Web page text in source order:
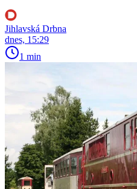
Jihlavská Drbna
dnes, 15:29
1 min